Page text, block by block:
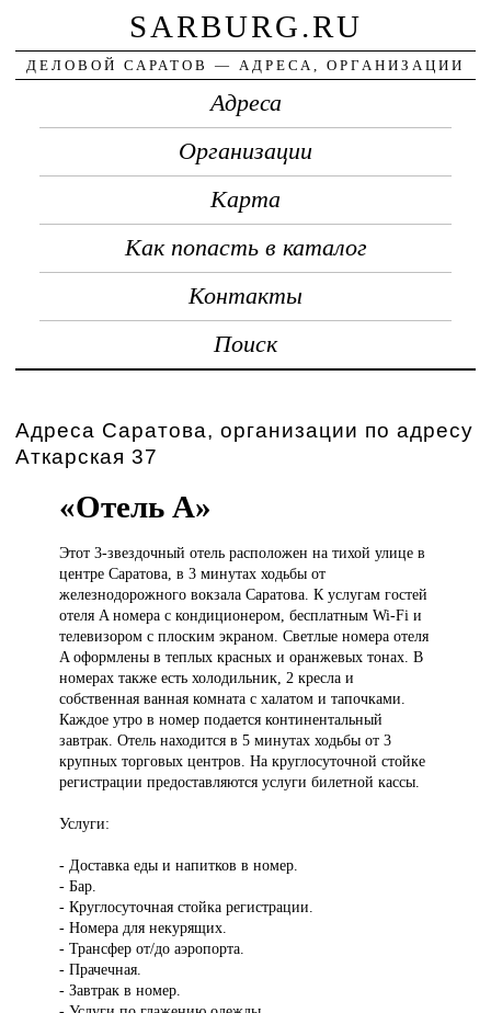
SARBURG.RU
ДЕЛОВОЙ САРАТОВ — АДРЕСА, ОРГАНИЗАЦИИ
Адреса
Организации
Карта
Как попасть в каталог
Контакты
Поиск
Адреса Саратова, организации по адресу
Аткарская 37
«Отель А»
Этот 3-звездочныйотель расположен на тихой улице в
центре Саратова, в 3 минутах ходьбы от
железнодорожного вокзала Саратова. К услугам гостей
отеля A номера с кондиционером, бесплатным Wi-Fi и
телевизором с плоским экраном. Светлые номера отеля
A оформлены в теплых красных и оранжевых тонах. В
номерах также есть холодильник, 2 кресла и
собственная ванная комната с халатом и тапочками.
Каждое утро в номер подается континентальный
завтрак. Отель находится в 5 минутах ходьбы от 3
крупных торговых центров. На круглосуточной стойке
регистрации предоставляются услуги билетной кассы.
Услуги:
- Доставка еды и напитков в номер.
- Бар.
- Круглосуточная стойка регистрации.
- Номера для некурящих.
- Трансфер от/до аэропорта.
- Прачечная.
- Завтрак в номер.